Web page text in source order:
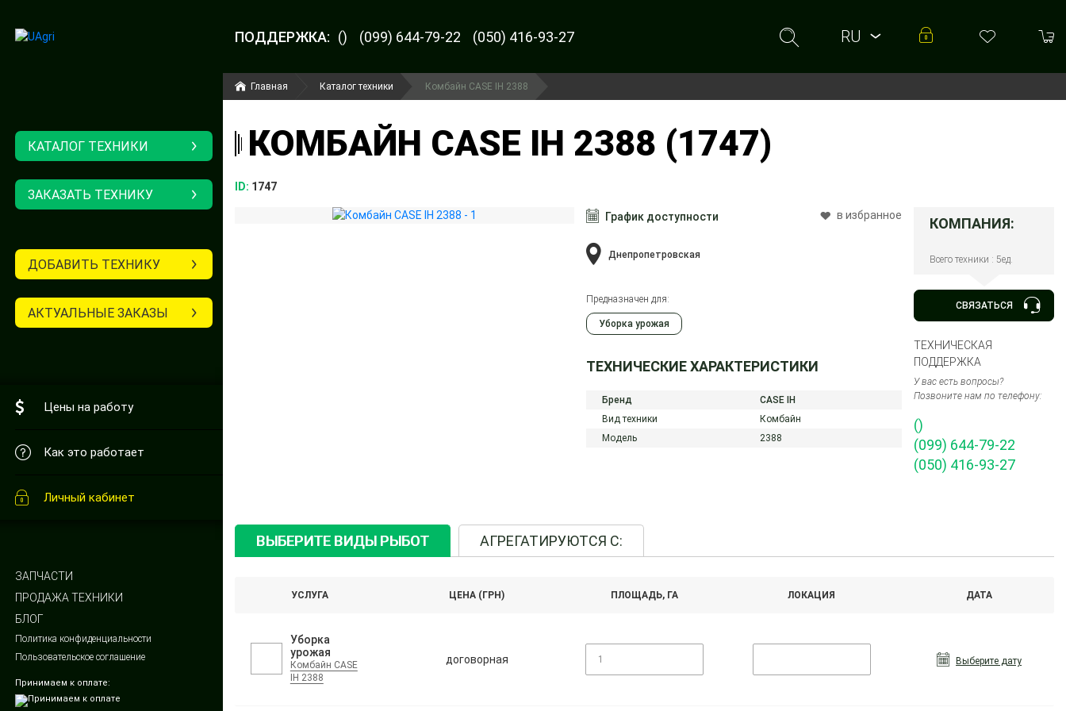
ПОДДЕРЖКА: () (099) 644-79-22 (050) 416-93-27
RU
КАТАЛОГ ТЕХНИКИ
ЗАКАЗАТЬ ТЕХНИКУ
ДОБАВИТЬ ТЕХНИКУ
АКТУАЛЬНЫЕ ЗАКАЗЫ
Цены на работу
Как это работает
Личный кабинет
ЗАПЧАСТИ
ПРОДАЖА ТЕХНИКИ
БЛОГ
Политика конфиденциальности
Пользовательское соглашение
Принимаем к оплате:
Главная Каталог техники Комбайн CASE IH 2388
КОМБАЙН CASE IH 2388 (1747)
ID: 1747
График доступности в избранное
Днепропетровская
Предназначен для:
Уборка урожая
ТЕХНИЧЕСКИЕ ХАРАКТЕРИСТИКИ
Бренд
CASE IH
Вид техники
Комбайн
Модель
2388
КОМПАНИЯ:
Всего техники : 5ед.
СВЯЗАТЬСЯ
ТЕХНИЧЕСКАЯ
ПОДДЕРЖКА
У вас есть вопросы?
Позвоните нам по телефону:
()
(099) 644-79-22
(050) 416-93-27
ВЫБЕРИТЕ ВИДЫ РЫБОТ АГРЕГАТИРУЮТСЯ С:
УСЛУГА ЦЕНА (ГРН) ПЛОЩАДЬ, ГА ЛОКАЦИЯ ДАТА
Уборка
урожая
Комбайн CASE
IH 2388
договорная Выберите дату